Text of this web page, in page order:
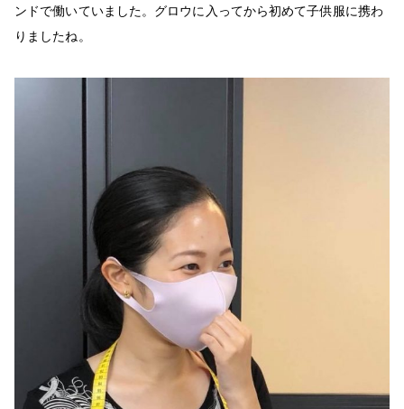
ンドで働いていました。グロウに入ってから初めて子供服に携わ
りましたね。